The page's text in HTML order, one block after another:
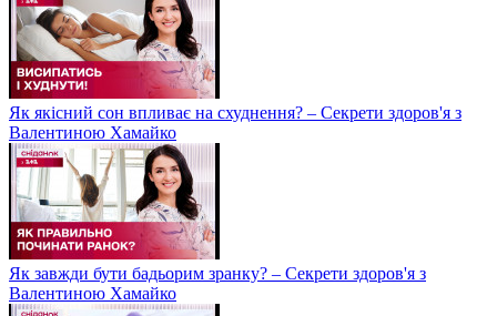
Як якісний сон впливає на схуднення? – Секрети здоров'я з
Валентиною Хамайко
Як завжди бути бадьорим зранку? – Секрети здоров'я з
Валентиною Хамайко